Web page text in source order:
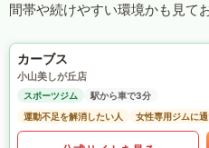
間帯や続けやすい環境かも見て
カーブス
小山美しが丘店
スポーツジム
駅から車で3分
運動不足を解消したい人
女性専用ジムに